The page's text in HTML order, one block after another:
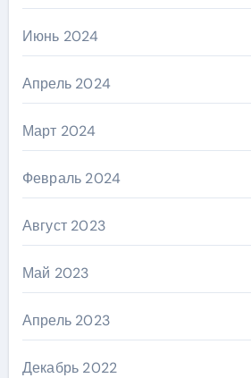
Июнь 2024
Апрель 2024
Март 2024
Февраль 2024
Август 2023
Май 2023
Апрель 2023
Декабрь 2022